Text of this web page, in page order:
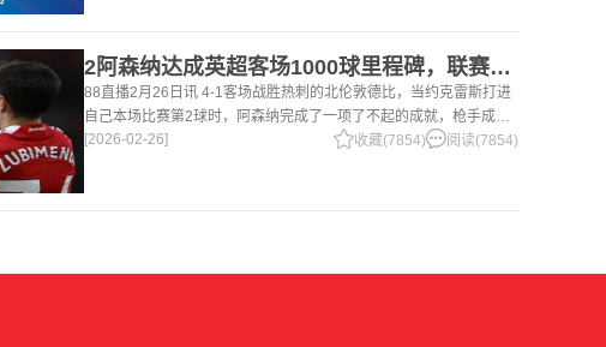
2阿森纳达成英超客场1000球里程碑，联赛历史仅次于曼联的1063球
88直播2月26日讯 4-1客场战胜热刺的北伦敦德比，当约克雷斯打进
自己本场比赛第2球时，阿森纳完成了一项了不起的成就，枪手成为
英超历史第2支在客场打进1000球的球队，仅次于曼联的1063球。
[2026-02-26] 收藏(7854) 阅读(7854)